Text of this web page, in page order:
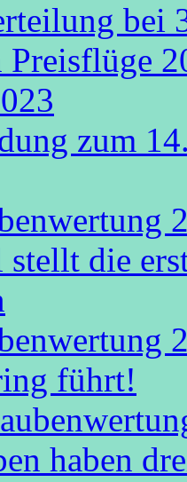
bei
Preisflüge
zum
stellt die
führt!
haben